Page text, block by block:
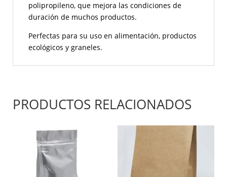
polipropileno, que mejora las condiciones de
duración de muchos productos.
Perfectas para su uso en alimentación, productos
ecológicos y graneles.
PRODUCTOS RELACIONADOS